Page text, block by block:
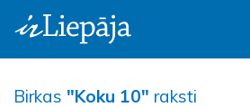
Birkas "Koku 10" raksti